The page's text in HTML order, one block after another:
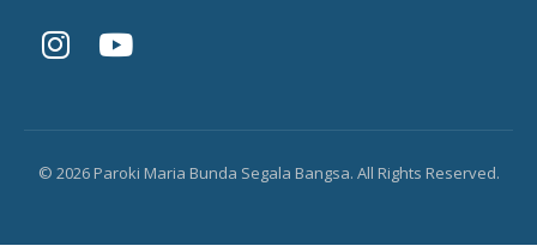
© 2026Paroki Maria Bunda Segala Bangsa. All Rights Reserved.